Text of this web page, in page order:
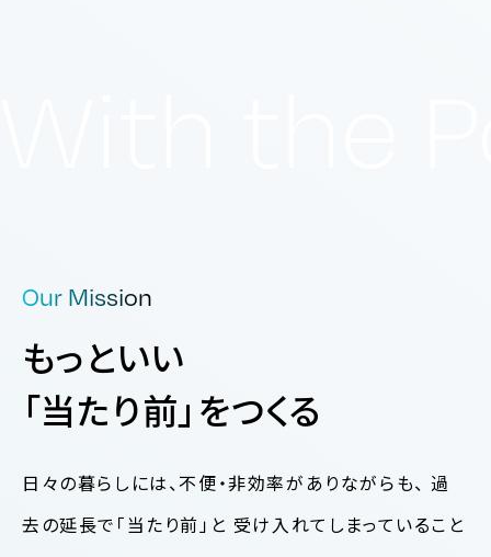
Our Mission
もっといい
「当たり前」をつくる
日々の暮らしには、不便・非効率がありながらも、 過
去の延長で「当たり前」と 受け入れてしまっていること